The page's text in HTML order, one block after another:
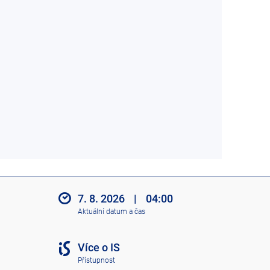
7. 8. 2026 | 04:00
Aktuální datum a čas
Více o IS
Přístupnost